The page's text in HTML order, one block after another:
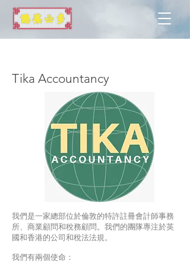
Tika Accountancy
我們是一家總部位於倫敦的特許註冊會計師事務
所、商業顧問和稅務顧問。我們的團隊專注於英
國和香港的公司和稅法法規。
我們有兩個使命：